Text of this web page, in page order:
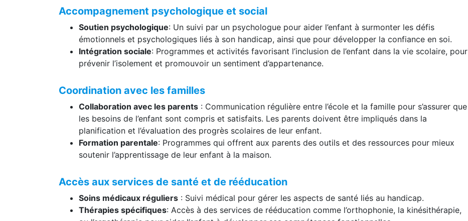
Accompagnement psychologique et social
Soutien psychologique: Un suivi par un psychologue pour aider l’enfant à surmonter les défis
émotionnels et psychologiques liés à son handicap, ainsi que pour développer la confiance en soi.
Intégration sociale: Programmes et activités favorisant l’inclusion de l’enfant dans la vie scolaire, pour
prévenir l’isolement et promouvoir un sentiment d’appartenance.
Coordination avec les familles
Collaboration avec les parents : Communication régulière entre l’école et la famille pour s’assurer que
les besoins de l’enfant sont compris et satisfaits. Les parents doivent être impliqués dans la
planification et l’évaluation des progrès scolaires de leur enfant.
Formation parentale: Programmes qui offrent aux parents des outils et des ressources pour mieux
soutenir l’apprentissage de leur enfant à la maison.
Accès aux services de santé et de rééducation
Soins médicaux réguliers : Suivi médical pour gérer les aspects de santé liés au handicap.
Thérapies spécifiques: Accès à des services de rééducation comme l’orthophonie, la kinésithérapie,